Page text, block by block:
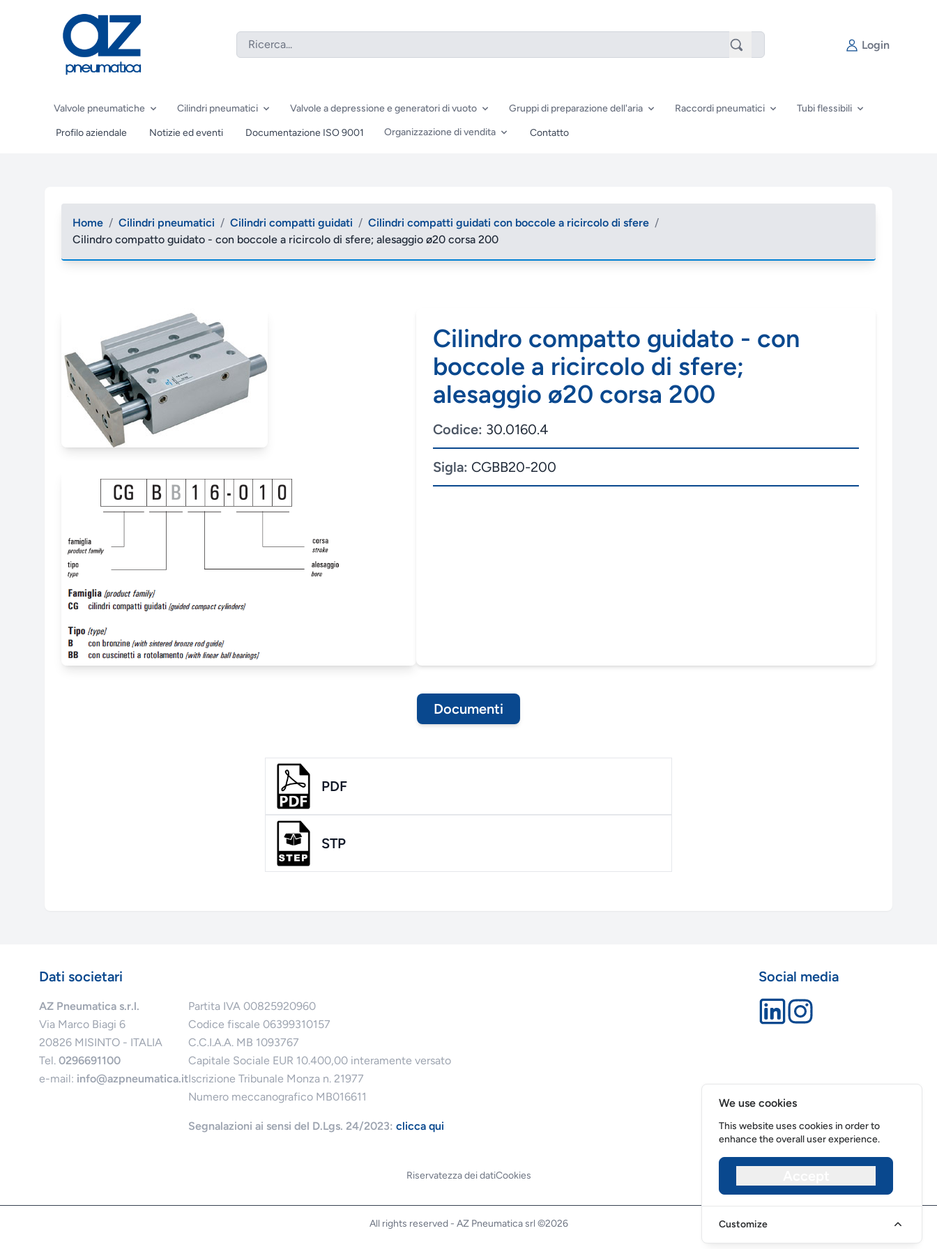
Login
Valvole pneumatiche Cilindri pneumatici Valvole a depressione e generatori di vuoto Gruppi di preparazione dell'aria Raccordi pneumatici Tubi flessibili
Profilo aziendale Notizie ed eventi Documentazione ISO 9001 Organizzazione di vendita Contatto
Home / Cilindri pneumatici / Cilindri compatti guidati / Cilindri compatti guidati con boccole a ricircolo di sfere /
Cilindro compatto guidato - con boccole a ricircolo di sfere; alesaggio ø20 corsa 200
Cilindro compatto guidato - con
boccole a ricircolo di sfere;
alesaggio ø20 corsa 200
Codice: 30.0160.4
Sigla: CGBB20-200
Documenti
PDF
STP
Dati societari
AZ Pneumatica s.r.l.
Via Marco Biagi 6
20826 MISINTO - ITALIA
Tel. 0296691100
e-mail: info@azpneumatica.it
Partita IVA 00825920960
Codice fiscale 06399310157
C.C.I.A.A. MB 1093767
Capitale Sociale EUR 10.400,00 interamente versato
Iscrizione Tribunale Monza n. 21977
Numero meccanografico MB016611
Segnalazioni ai sensi del D.Lgs. 24/2023: clicca qui
Social media
Riservatezza dei datiCookies
All rights reserved - AZ Pneumatica srl ​​©2026
We use cookies
This website uses cookies in order to
enhance the overall user experience.
Customize